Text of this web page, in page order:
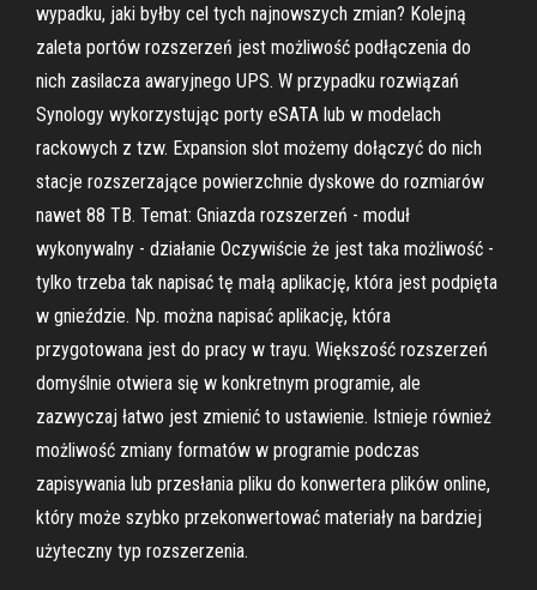
wypadku, jaki byłby cel tych najnowszych zmian? Kolejną
zaleta portów rozszerzeń jest możliwość podłączenia do
nich zasilacza awaryjnego UPS. W przypadku rozwiązań
Synology wykorzystując porty eSATA lub w modelach
rackowych z tzw. Expansion slot możemy dołączyć do nich
stacje rozszerzające powierzchnie dyskowe do rozmiarów
nawet 88 TB. Temat: Gniazda rozszerzeń - moduł
wykonywalny - działanie Oczywiście że jest taka możliwość -
tylko trzeba tak napisać tę małą aplikację, która jest podpięta
w gnieździe. Np. można napisać aplikację, która
przygotowana jest do pracy w trayu. Większość rozszerzeń
domyślnie otwiera się w konkretnym programie, ale
zazwyczaj łatwo jest zmienić to ustawienie. Istnieje również
możliwość zmiany formatów w programie podczas
zapisywania lub przesłania pliku do konwertera plików online,
który może szybko przekonwertować materiały na bardziej
użyteczny typ rozszerzenia.